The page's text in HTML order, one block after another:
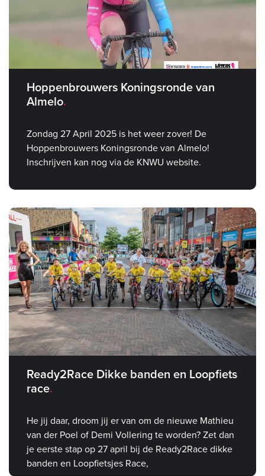
Hoppenbrouwers Koningsronde van
Almelo
Zondag 27 April 2025 is het weer zover! De
Hoppenbrouwers Koningsronde van Almelo!
Inschrijven kan nog via de KNWU website.
Ready2Race Dikke banden en Loopfiets
race
He jij daar, droom jij er van om de nieuwe Mathieu
van der Poel of Demi Vollering te worden? Zet dan
je eerste stap op 27 april bij de Ready2Race dikke
banden en Loopfietsjes Race,